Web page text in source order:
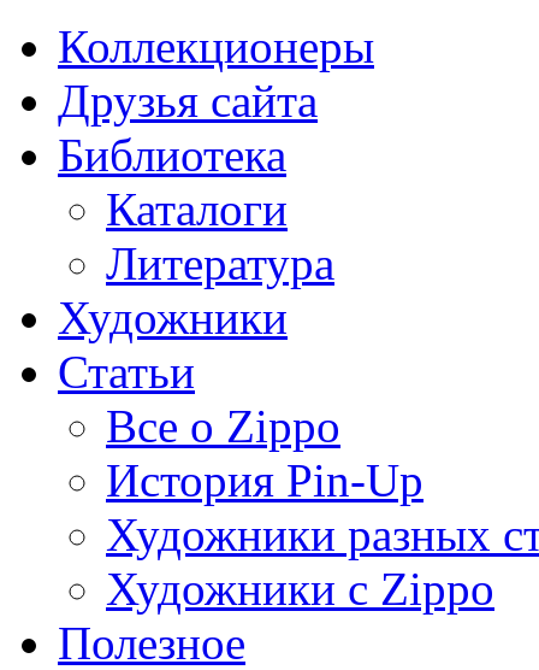
Коллекционеры
Друзья сайта
Библиотека
Каталоги
Литература
Художники
Статьи
Все о Zippo
История Pin-Up
Художники разных
Художники с Zippo
Полезное